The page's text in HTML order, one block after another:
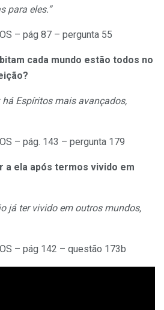
para eles.”
– pág 87 – pergunta 55
cada mundo estão todos no
há Espíritos mais avançados,
– pág. 143 – pergunta 179
a ela após termos vivido em
já ter vivido em outros mundos,
– pág 142 – questão 173b